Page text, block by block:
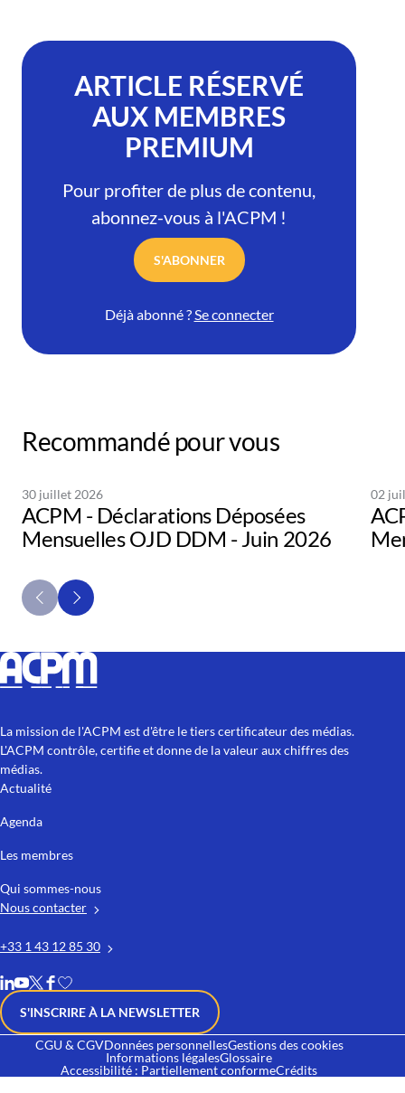
ARTICLE RÉSERVÉ
AUX MEMBRES
PREMIUM
Pour profiter de plus de contenu,
abonnez-vous à l'ACPM !
S'ABONNER
Déjà abonné ?Se connecter
Recommandé pour vous
30 juillet 2026
ACPM - Déclarations Déposées
Mensuelles OJD DDM - Juin 2026
02
La mission de l'ACPM est d'être le tiers certificateur des médias.
L'ACPM contrôle, certifie et donne de la valeur aux chiffres des
médias.
Actualité
Agenda
Les membres
Qui sommes-nous
Nous contacter
+33 1 43 12 85 30
S'INSCRIRE À LA NEWSLETTER
CGU & CGVDonnées personnellesGestions des cookies
Informations légalesGlossaire
Accessibilité : Partiellement conformeCrédits